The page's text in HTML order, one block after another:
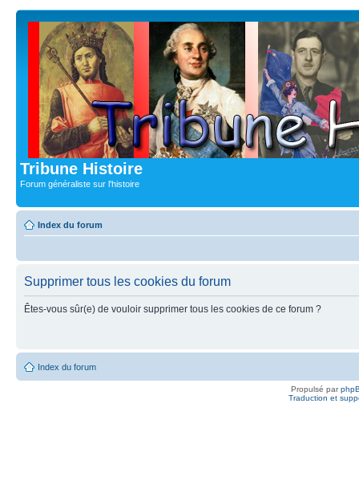
Tribune Histoire
Forum généraliste sur l'histoire
Index du forum
Supprimer tous les cookies du forum
Êtes-vous sûr(e) de vouloir supprimer tous les cookies de ce forum ?
Index du forum
Propulsé par
Traduction et